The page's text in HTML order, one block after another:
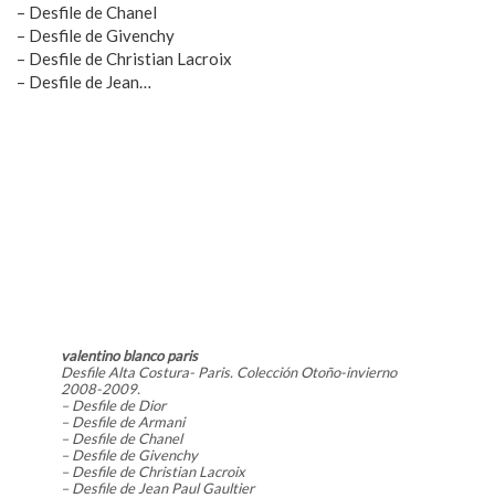
– Desfile de Chanel
– Desfile de Givenchy
– Desfile de Christian Lacroix
– Desfile de Jean…
valentino blanco paris
Desfile Alta Costura- Paris. Colección Otoño-invierno
2008-2009.
– Desfile de Dior
– Desfile de Armani
– Desfile de Chanel
– Desfile de Givenchy
– Desfile de Christian Lacroix
– Desfile de Jean Paul Gaultier